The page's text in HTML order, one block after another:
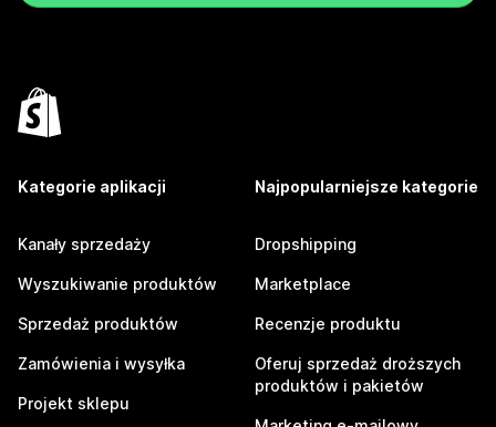
Kategorie aplikacji
Kanały sprzedaży
Wyszukiwanie produktów
Sprzedaż produktów
Zamówienia i wysyłka
Projekt sklepu
Najpopularniejsze kategorie
Dropshipping
Marketplace
Recenzje produktu
Oferuj sprzedaż droższych
produktów i pakietów